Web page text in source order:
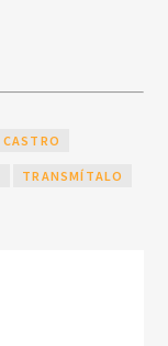
CASTRO
TRANSMÍTALO